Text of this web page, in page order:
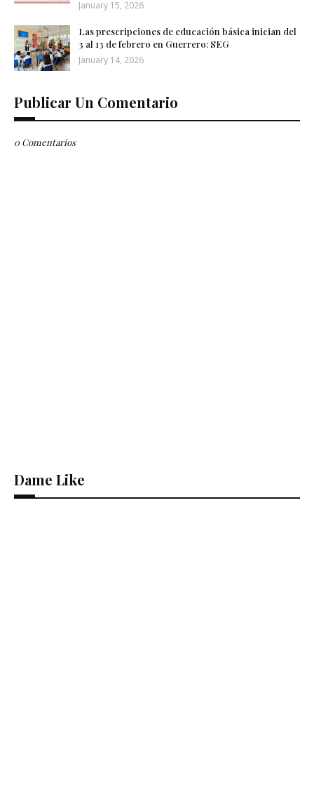
January 15, 2026
Las prescripciones de educación básica inician del
3 al 13 de febrero en Guerrero: SEG
January 14, 2026
Publicar Un Comentario
0 Comentarios
Dame Like